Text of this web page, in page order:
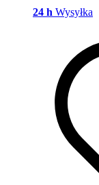
24 h Wysyłka